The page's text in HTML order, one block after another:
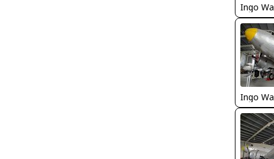
Ingo
Ingo